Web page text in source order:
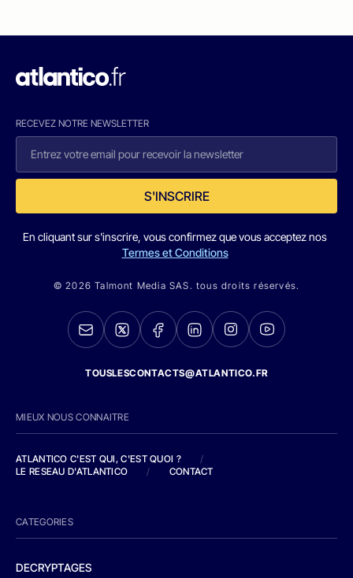
RECEVEZ NOTRE NEWSLETTER
S'INSCRIRE
En cliquant sur s'inscrire, vous confirmez que vous acceptez nos
Termes et Conditions
© 2026 Talmont Media SAS. tous droits réservés.
TOUSLESCONTACTS@ATLANTICO.FR
MIEUX NOUS CONNAITRE
ATLANTICO C'EST QUI, C'EST QUOI ?
/
LE RESEAU D'ATLANTICO
/ CONTACT
CATEGORIES
DECRYPTAGES